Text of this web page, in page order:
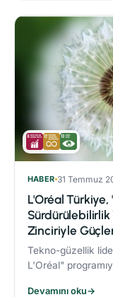
HABER 31 Temmuz
L'Oréal
Zinciriyle
Tekno-güzellik
L'Oréal"
Devamını oku→